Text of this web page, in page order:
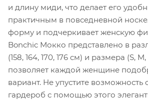
и длину миди, что делает его
практичным в повседневной
форму и подчеркивает женскую
Bonchic Мокко представлено в
(158, 164, 170, 176 см) и размера (S, M,
позволяет каждой женщине
вариант. Не упустите возможность
гардероб с помощью этого